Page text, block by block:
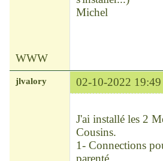
Michel
WWW
jlvalory 02-10-2022
J'ai installé les 2
Cousins.
1- Connections
parenté